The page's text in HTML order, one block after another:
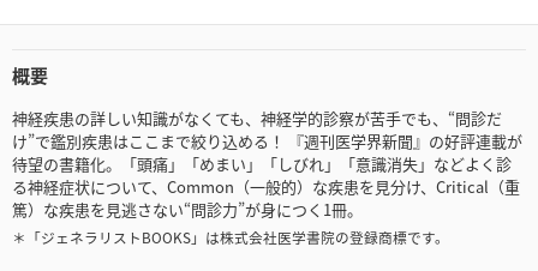
概要
神経疾患の詳しい知識がなくても、神経学的診察が苦手でも、“問診だ
け”で鑑別疾患はここまで絞り込める！ 『週刊医学界新聞』の好評連載が
待望の書籍化。「頭痛」「めまい」「しびれ」「意識消失」などよく診
る神経症状について、Common（一般的）な疾患を見分け、Critical（重
篤）な疾患を見逃さない“問診力”が身につく1冊。
＊「ジェネラリストBOOKS」は株式会社医学書院の登録商標です。